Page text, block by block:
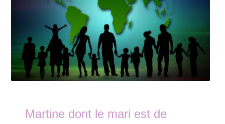
Martine dont le mari est de